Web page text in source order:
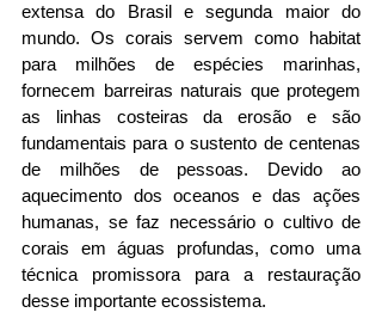
extensa do Brasil e segunda maior do
mundo. Os corais servem como habitat
para milhões de espécies marinhas,
fornecem barreiras naturais que protegem
as linhas costeiras da erosão e são
fundamentais para o sustento de centenas
de milhões de pessoas. Devido ao
aquecimento dos oceanos e das ações
humanas, se faz necessário o cultivo de
corais em águas profundas, como uma
técnica promissora para a restauração
desse importante ecossistema.